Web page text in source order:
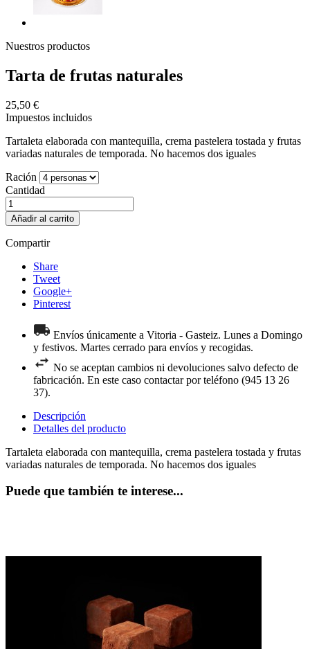
Nuestros productos
Tarta de frutas naturales
25,50 €
Impuestos incluidos
Tartaleta elaborada con mantequilla, crema pastelera tostada y frutas
variadas naturales de temporada. No hacemos dos iguales
Ración
Cantidad
Añadir al carrito
Compartir
Share
Tweet
Google+
Pinterest
Envíos únicamente a Vitoria - Gasteiz. Lunes a Domingo
y festivos. Martes cerrado para envíos y recogidas.
No se aceptan cambios ni devoluciones salvo defecto de
fabricación. En este caso contactar por teléfono (945 13 26
37).
Descripción
Detalles del producto
Tartaleta elaborada con mantequilla, crema pastelera tostada y frutas
variadas naturales de temporada. No hacemos dos iguales
Puede que también te interese...